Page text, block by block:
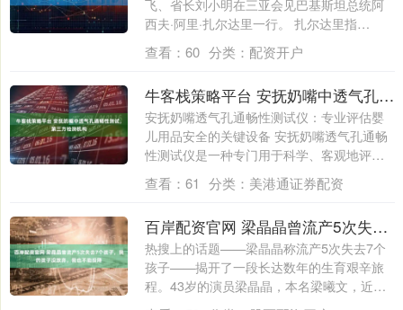
飞、省长刘小明在三亚会见巴基斯坦总统阿
西夫·阿里·扎尔达里一行。 扎尔达里指
出，....
查看： 60 分类： 配资开户
牛客栈策略平台 安抚奶嘴中透气孔通畅性测试，第三方检测机构
安抚奶嘴透气孔通畅性测试仪：专业评估婴
儿用品安全的关键设备 安抚奶嘴透气孔通畅
性测试仪是一种专门用于科学、客观地评估
安抚....
查看： 61 分类： 美港通证券配资
百岸配资官网 梁晶晶曾流产5次失去7个孩子，我的孩子没放弃，我也不能投降
热搜上的话题——梁晶晶称流产5次失去7个
孩子——揭开了一段长达数年的生育艰辛旅
程。43岁的演员梁晶晶，本名梁曦文，近日
在....